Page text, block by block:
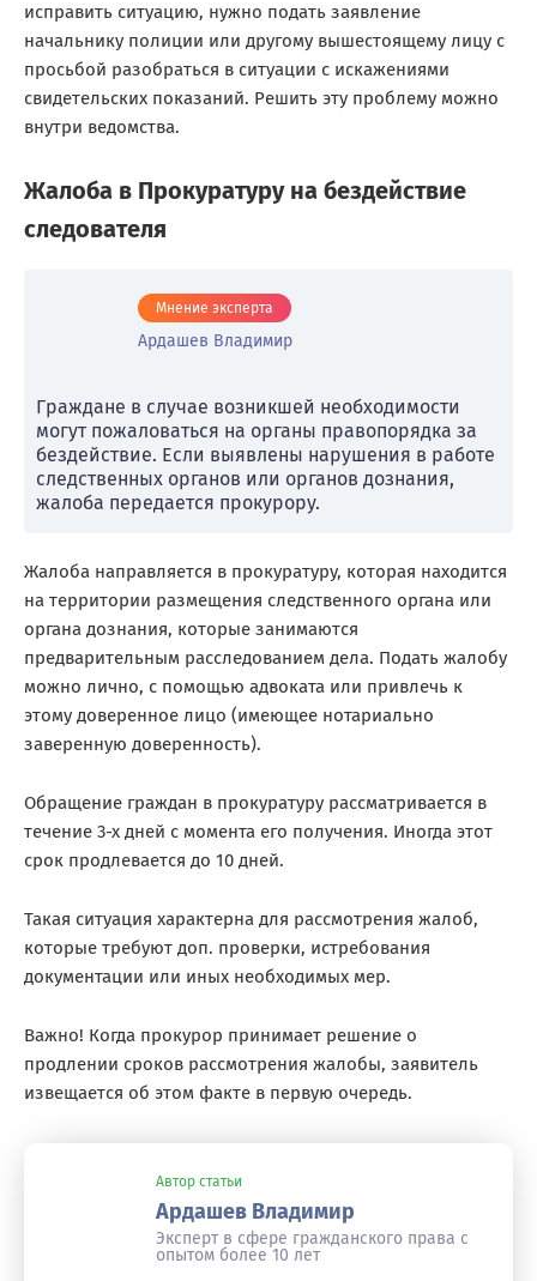
исправить ситуацию, нужно подать заявление
начальнику полиции или другому вышестоящему лицу с
просьбой разобраться в ситуации с искажениями
свидетельских показаний. Решить эту проблему можно
внутри ведомства.
Жалоба в Прокуратуру на бездействие
следователя
Мнение эксперта
Ардашев Владимир
Граждане в случае возникшей необходимости
могут пожаловаться на органы правопорядка за
бездействие. Если выявлены нарушения в работе
следственных органов или органов дознания,
жалоба передается прокурору.
Жалоба направляется в прокуратуру, которая находится
на территории размещения следственного органа или
органа дознания, которые занимаются
предварительным расследованием дела. Подать жалобу
можно лично, с помощью адвоката или привлечь к
этому доверенное лицо (имеющее нотариально
заверенную доверенность).
Обращение граждан в прокуратуру рассматривается в
течение 3-х дней с момента его получения. Иногда этот
срок продлевается до 10 дней.
Такая ситуация характерна для рассмотрения жалоб,
которые требуют доп. проверки, истребования
документации или иных необходимых мер.
Важно! Когда прокурор принимает решение о
продлении сроков рассмотрения жалобы, заявитель
извещается об этом факте в первую очередь.
Автор статьи
Ардашев Владимир
Эксперт в сфере гражданского права с
опытом более 10 лет